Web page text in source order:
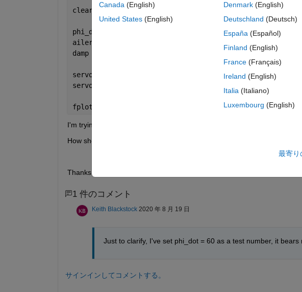
clear variables; close
phi_dot   = 60
aileron   = (phi_dot)*0.5;
damp      = (100 - aileron)/100;
servo_r   =  aileron*damp;
servo_l   = -aileron*damp;
fplot(servo_l,phi_dot[0,90])
I'm trying to plot the value of "servo_l" for each value of "phi_dot"
How should I structure my syntax?
Thanks!
1 件のコメント
Keith Blackstock 2020 年 8 月 19 日
Just to clarify, I've set phi_dot = 60 as a test number, it bears
サインインしてコメントする。
Canada (English)
United States (English)
Denmark (English)
Deutschland (Deutsch)
España (Español)
Finland (English)
France (Français)
Ireland (English)
Italia (Italiano)
Luxembourg (English)
最寄り